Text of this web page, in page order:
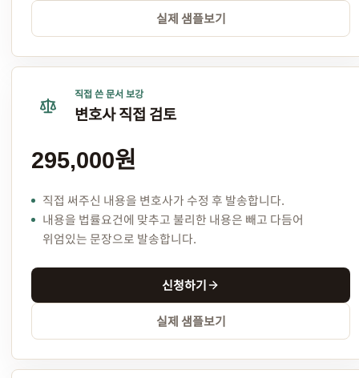
실제 샘플보기
직접 쓴 문서 보강
변호사 직접 검토
295,000원
직접 써주신 내용을 변호사가 수정 후 발송합니다.
내용을 법률요건에 맞추고 불리한 내용은 빼고 다듬어
위엄있는 문장으로 발송합니다.
신청하기
실제 샘플보기